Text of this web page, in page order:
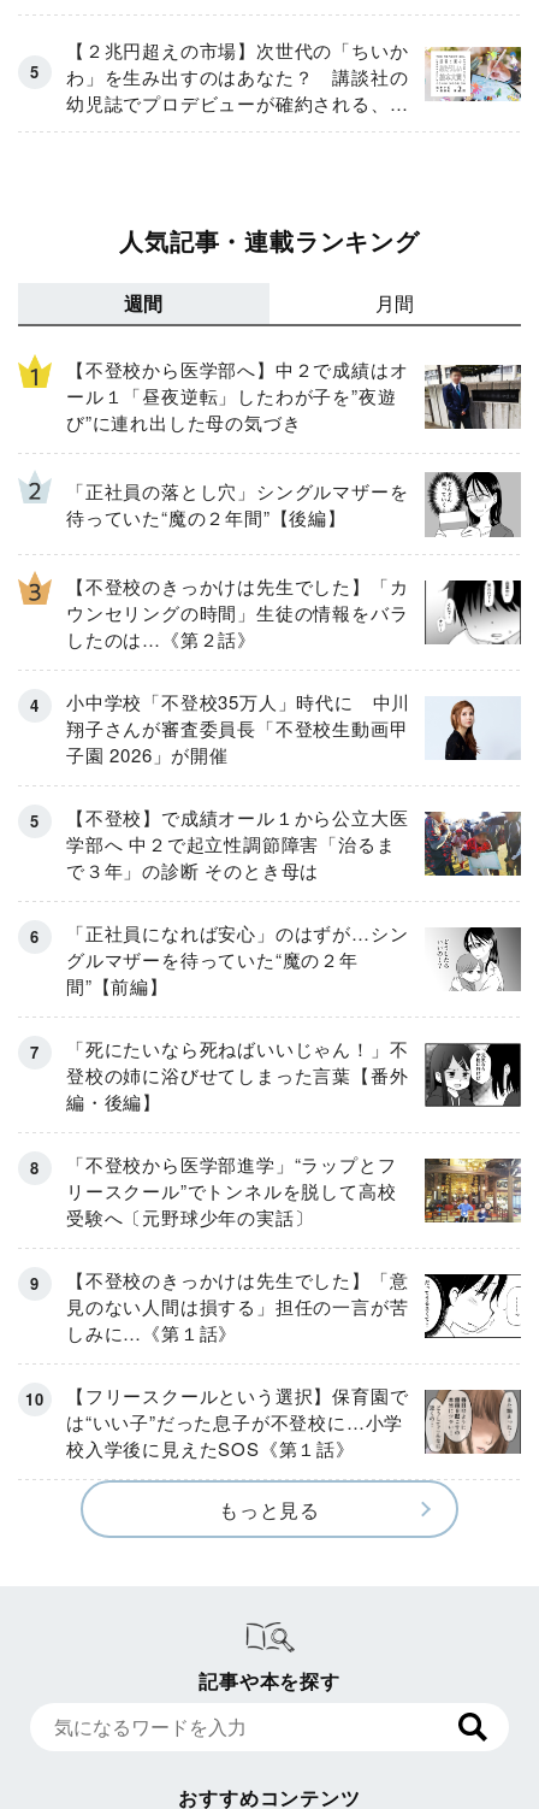
【２兆円超えの市場】次世代の「ちいか
わ」を生み出すのはあなた？ 講談社の
幼児誌でプロデビューが確約される、第
２回「読者と選ぶあたらしい絵本大賞」
人気記事・連載ランキング
週間 月間
【不登校から医学部へ】中２で成績はオ
ール１「昼夜逆転」したわが子を”夜遊
び”に連れ出した母の気づき
「正社員の落とし穴」シングルマザーを
待っていた“魔の２年間”【後編】
【不登校のきっかけは先生でした】「カ
ウンセリングの時間」生徒の情報をバラ
したのは…《第２話》
小中学校「不登校35万人」時代に 中川
翔子さんが審査委員長「不登校生動画甲
子園 2026」が開催
【不登校】で成績オール１から公立大医
学部へ 中２で起立性調節障害「治るま
で３年」の診断 そのとき母は
「正社員になれば安心」のはずが…シン
グルマザーを待っていた“魔の２年
間”【前編】
「死にたいなら死ねばいいじゃん！」不
登校の姉に浴びせてしまった言葉【番外
編・後編】
「不登校から医学部進学」“ラップとフ
リースクール”でトンネルを脱して高校
受験へ〔元野球少年の実話〕
【不登校のきっかけは先生でした】「意
見のない人間は損する」担任の一言が苦
しみに…《第１話》
【フリースクールという選択】保育園で
は“いい子”だった息子が不登校に…小学
校入学後に見えたSOS《第１話》
もっと見る
記事や本を探す
おすすめコンテンツ